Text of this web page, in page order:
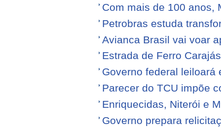
Com mais de 100 anos,
Petrobras estuda
Avianca Brasil vai voar
Estrada de Ferro
Governo federal leiloará
Parecer do TCU impõe
Enriquecidas, Niterói e
Governo prepara